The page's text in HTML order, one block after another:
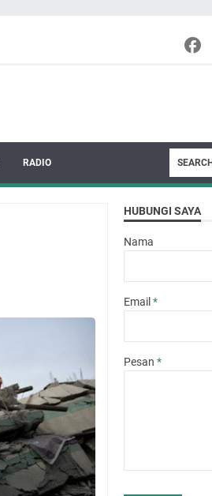
RADIO
HUBUNGI SAYA
Nama
Email *
Pesan *